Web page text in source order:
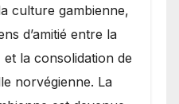
culture gambienne,
d’amitié entre la
la consolidation de
norvégienne. La